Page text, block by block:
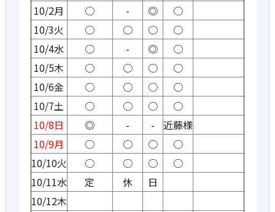
10/2月
○ - ◎
○
10/3火
○ ○ ○
○
10/4水
○ - ◎
○
10/5木
○ ○ ○
○
10/6金
○ ○ ○
○
10/7土
○ ○ ○
○
10/8日
◎ - -
近藤様
10/9月
○ ○ ○
○
10/10火
○ ○ ○
○
10/11水
定 休
日
10/12木